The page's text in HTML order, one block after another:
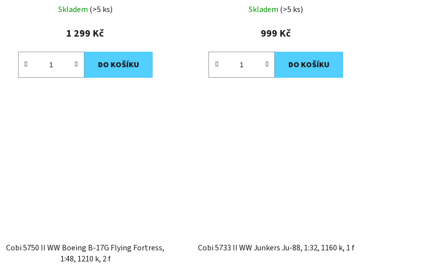
Skladem (>5 ks)
1 299 Kč
DO KOŠÍKU
Skladem (>5 ks)
999 Kč
DO KOŠÍKU
Cobi 5750 II WW Boeing B-17G Flying Fortress,
1:48, 1210 k, 2 f
Cobi 5733 II WW Junkers Ju-88, 1:32, 1160 k, 1 f